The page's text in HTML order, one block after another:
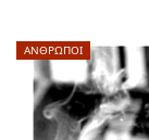
ΑΝΘΡΩΠΟΙ